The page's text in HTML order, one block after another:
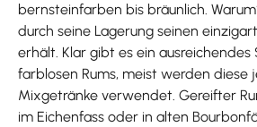
bernsteinfarben bis bräunlich.
durch seine Lagerung seinen
erhält. Klar gibt es ein ausreichendes
farblosen Rums, meist werden diese
Mixgetränke verwendet. Gereifter
im Eichenfass oder in alten